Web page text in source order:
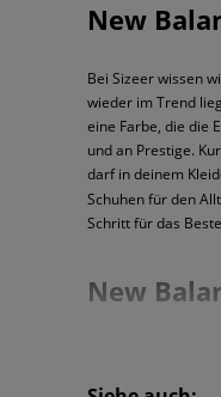
New
Bei Sizeer wissen
wieder im Trend
eine Farbe, die die
und an Prestige.
darf in deinem
Schuhen für den
Schritt für das
New
New Balance ist